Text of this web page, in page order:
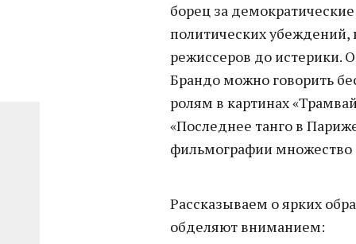
борец за
политических
режиссеров до истерики.
Брандо можно говорить
ролям в картинах
«Последнее танго в
фильмографии множество
Рассказываем о ярких
обделяют вниманием: